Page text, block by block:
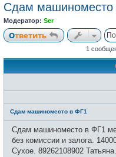
Сдам машиноместо
Модератор: Ser
Ответить
1
е
в
с
е
и
Сдам машиноместо в ФГ1
Сдам машиноместо в ФГ1
без комиссии и залога.
Сухое. 89262108902